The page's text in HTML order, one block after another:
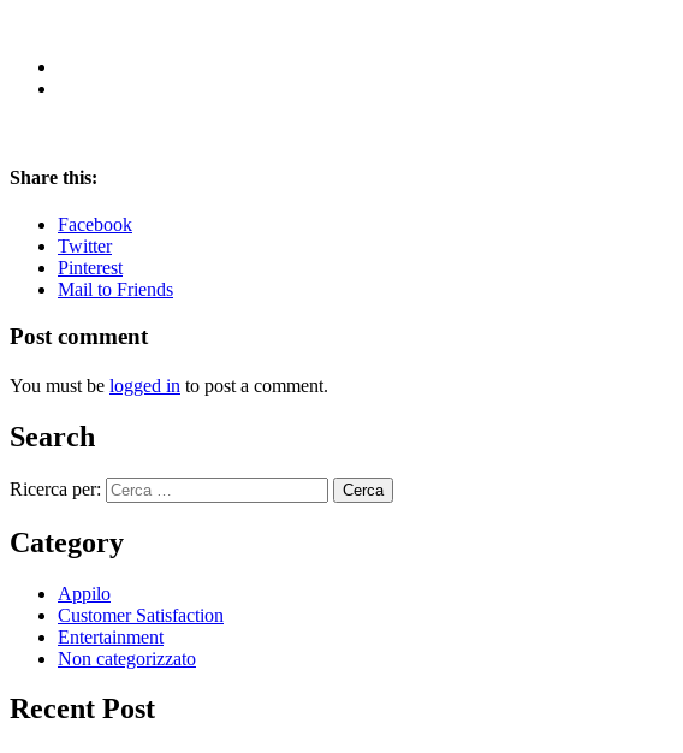
Share this:
Facebook
Twitter
Pinterest
Mail to Friends
Post comment
You must be logged in to post a comment.
Search
Ricerca per:
Category
Appilo
Customer Satisfaction
Entertainment
Non categorizzato
Recent Post